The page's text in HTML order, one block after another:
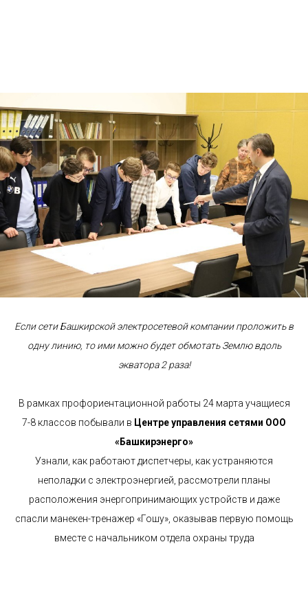
Если сети Башкирской электросетевой компании проложить в
одну линию, то ими можно будет обмотать Землю вдоль
экватора 2 раза!
В рамках профориентационной работы 24 марта учащиеся
7-8 классов побывали в Центре управления сетями ООО
«Башкирэнерго»
Узнали, как работают диспетчеры, как устраняются
неполадки с электроэнергией, рассмотрели планы
расположения энергопринимающих устройств и даже
спасли манекен-тренажер «Гошу», оказывав первую помощь
вместе с начальником отдела охраны труда